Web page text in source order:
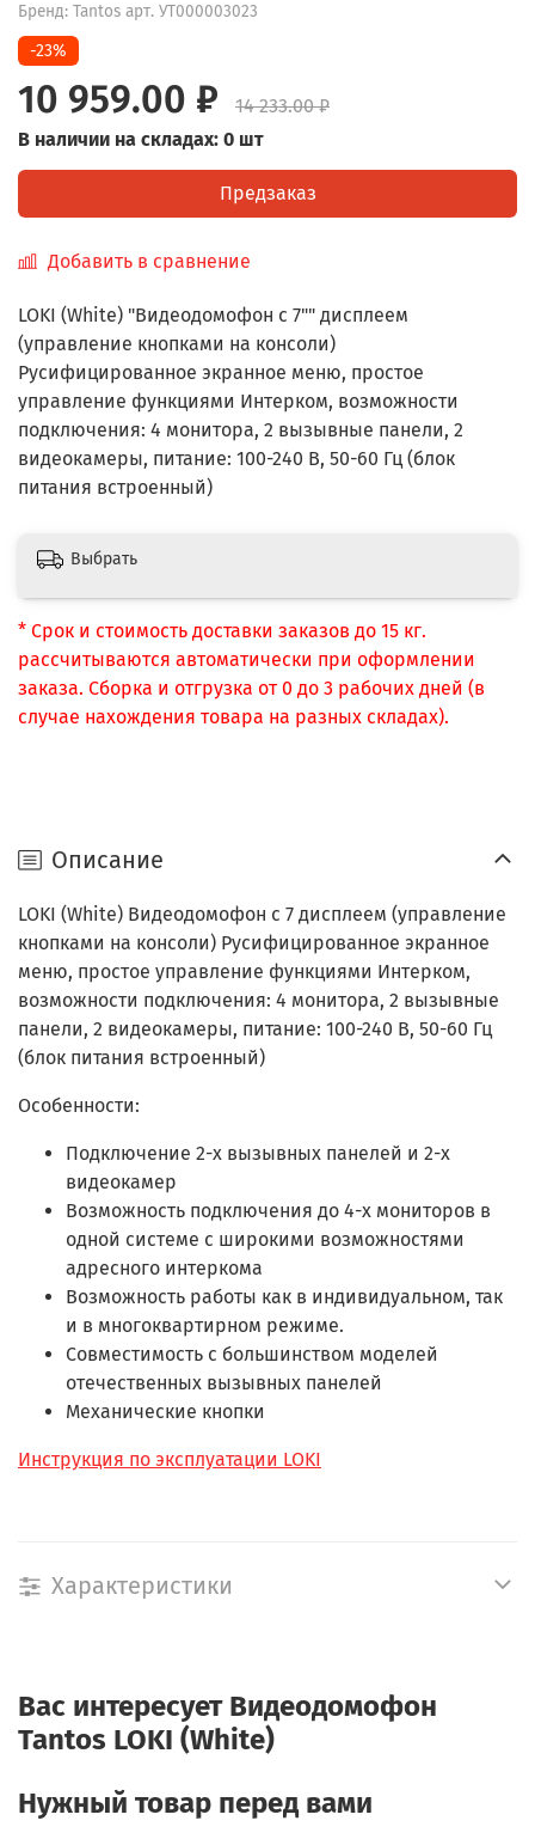
Бренд: Tantos арт. УТ000003023
-23%
10 959.00 ₽
14 233.00 ₽
В наличии на складах: 0 шт
Предзаказ
Добавить в сравнение
LOKI (White) "Видеодомофон с 7"" дисплеем
(управление кнопками на консоли)
Русифицированное экранное меню, простое
управление функциями Интерком, возможности
подключения: 4 монитора, 2 вызывные панели, 2
видеокамеры, питание: 100-240 В, 50-60 Гц (блок
питания встроенный)
Выбрать
* Срок и стоимость доставки заказов до 15 кг.
рассчитываются автоматически при оформлении
заказа. Сборка и отгрузка от 0 до 3 рабочих дней (в
случае нахождения товара на разных складах).
Описание
LOKI (White) Видеодомофон с 7 дисплеем (управление
кнопками на консоли) Русифицированное экранное
меню, простое управление функциями Интерком,
возможности подключения: 4 монитора, 2 вызывные
панели, 2 видеокамеры, питание: 100-240 В, 50-60 Гц
(блок питания встроенный)
Особенности:
Подключение 2-х вызывных панелей и 2-х
видеокамер
Возможность подключения до 4-х мониторов в
одной системе с широкими возможностями
адресного интеркома
Возможность работы как в индивидуальном, так
и в многоквартирном режиме.
Совместимость с большинством моделей
отечественных вызывных панелей
Механические кнопки
Инструкция по эксплуатации LOKI
Характеристики
Вас интересует Видеодомофон
Tantos LOKI (White)
Нужный товар перед вами